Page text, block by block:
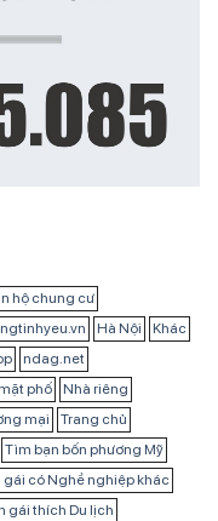
hộ chung cư
Hà Nội
Khác
ndag.net
phố
Nhà riêng
mại
Trang chủ
Tìm bạn bốn phương Mỹ
gái có Nghề nghiệp khác
gái thích Du lịch